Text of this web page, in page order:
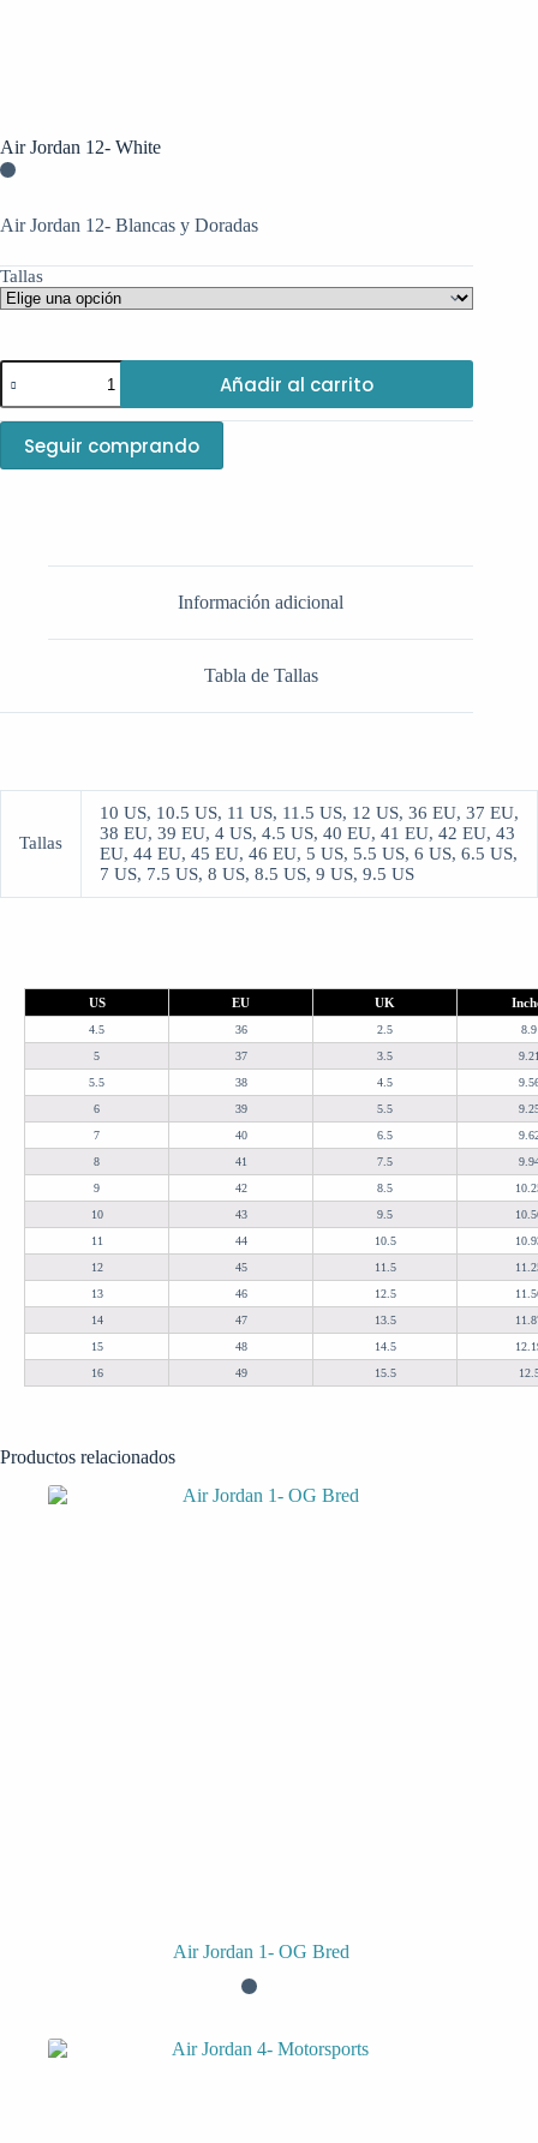
Air Jordan 12- White
Air Jordan 12- Blancas y Doradas
Tallas
Air
Jordan
12-
White
cantidad
Añadir al carrito
Seguir comprando
Información adicional
Tabla de Tallas
Tallas
10 US, 10.5 US, 11 US, 11.5 US, 12 US, 36 EU, 37 EU,
38 EU, 39 EU, 4 US, 4.5 US, 40 EU, 41 EU, 42 EU, 43
EU, 44 EU, 45 EU, 46 EU, 5 US, 5.5 US, 6 US, 6.5 US,
7 US, 7.5 US, 8 US, 8.5 US, 9 US, 9.5 US
US EU UK
4.5 36 2.5
8.9
5
37 3.5
5.5
38 4.5
6
39 5.5
7
40 6.5
8
41 7.5
9
42 8.5
10
43 9.5
11
44 10.5
12
45 11.5
13
46 12.5
14
47 13.5
15
48 14.5
16
49 15.5
Productos relacionados
Air Jordan 1- OG Bred